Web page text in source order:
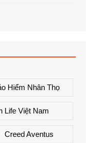
Hiểm Nhân Thọ
Life Việt Nam
Creed Aventus